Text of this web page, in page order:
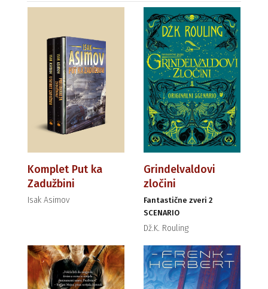
Komplet Put ka
Zadužbini
Isak Asimov
Grindelvaldovi
zločini
Fantastične zveri 2
SCENARIO
Dž.K. Rouling